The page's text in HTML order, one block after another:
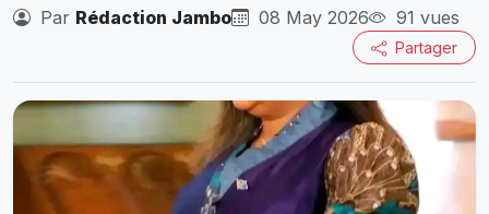
Par Rédaction Jambo 08 May 2026 91 vues
Partager